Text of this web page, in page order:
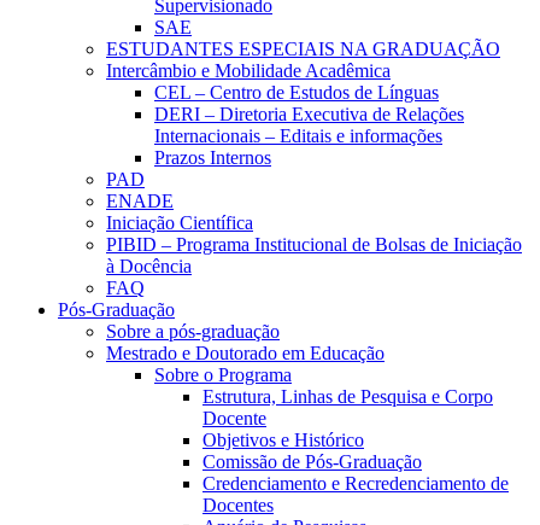
Supervisionado
SAE
ESTUDANTES ESPECIAIS NA GRADUAÇÃO
Intercâmbio e Mobilidade Acadêmica
CEL – Centro de Estudos de Línguas
DERI – Diretoria Executiva de Relações
Internacionais – Editais e informações
Prazos Internos
PAD
ENADE
Iniciação Científica
PIBID – Programa Institucional de Bolsas de Iniciação
à Docência
FAQ
Pós-Graduação
Sobre a pós-graduação
Mestrado e Doutorado em Educação
Sobre o Programa
Estrutura, Linhas de Pesquisa e Corpo
Docente
Objetivos e Histórico
Comissão de Pós-Graduação
Credenciamento e Recredenciamento de
Docentes